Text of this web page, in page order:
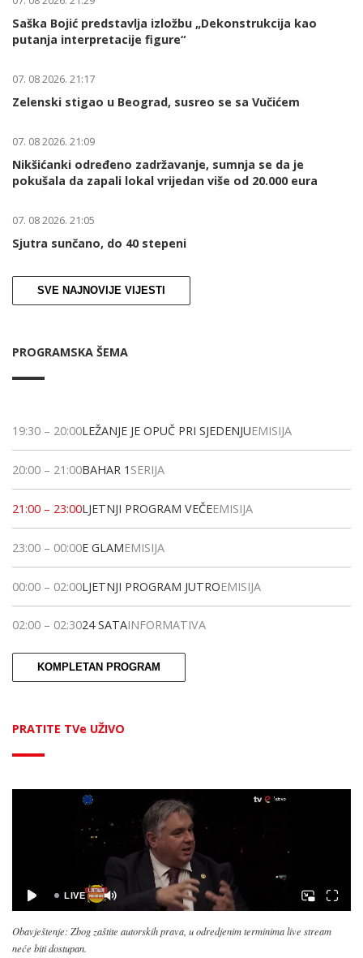
Saška Bojić predstavlja izložbu „Dekonstrukcija kao
putanja interpretacije figure“
07. 08 2026. 21:17
Zelenski stigao u Beograd, susreo se sa Vučićem
07. 08 2026. 21:09
Nikšićanki određeno zadržavanje, sumnja se da je
pokušala da zapali lokal vrijedan više od 20.000 eura
07. 08 2026. 21:05
Sjutra sunčano, do 40 stepeni
SVE NAJNOVIJE VIJESTI
PROGRAMSKA ŠEMA
19:30 – 20:00LEŽANJE JE OPUČ PRI SJEDENJUEMISIJA
20:00 – 21:00BAHAR 1 SERIJA
21:00 – 23:00LJETNJI PROGRAM VEČEEMISIJA
23:00 – 00:00E GLAMEMISIJA
00:00 – 02:00LJETNJI PROGRAM JUTROEMISIJA
02:00 – 02:3024 SATAINFORMATIVA
KOMPLETAN PROGRAM
PRATITE TVe UŽIVO
Obavještenje: Zbog zaštite autorskih prava, u odredjenim terminima live stream
neće biti dostupan.